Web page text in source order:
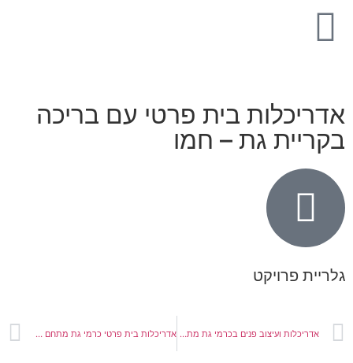
בית פרטי עם בריכה
גת – חמו
פרויקט
אדריכלות ועיצוב פנים בכרמי גת מתחם 02 אדריכלות בית פרטי כרמי גת מתחם 07 – זגורי